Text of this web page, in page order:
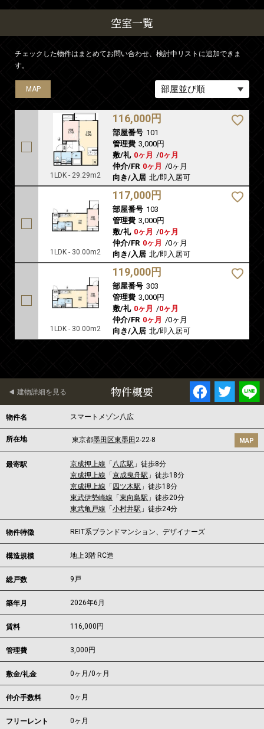
空室一覧
チェックした物件はまとめてお問い合わせ、検討中リストに追加できま
す。
MAP
1LDK - 29.29m2
116,000円
部屋番号 101
管理費 3,000円
敷/礼 0ヶ月 /0ヶ月
仲介/FR 0ヶ月 /0ヶ月
向き/入居 北/即入居可
MAP
1LDK - 30.00m2
117,000円
部屋番号 103
管理費 3,000円
敷/礼 0ヶ月 /0ヶ月
仲介/FR 0ヶ月 /0ヶ月
向き/入居 北/即入居可
MAP
1LDK - 30.00m2
119,000円
部屋番号 303
管理費 3,000円
敷/礼 0ヶ月 /0ヶ月
仲介/FR 0ヶ月 /0ヶ月
向き/入居 北/即入居可
物件概要
建物詳細を見る
物件名 スマートメゾン八広
所在地 東京都墨田区東墨田2-22-8 MAP
最寄駅 京成押上線 「 八広駅 」徒歩8分
京成押上線 「京成曳舟駅 」徒歩18分
京成押上線 「 四ツ木駅 」徒歩18分
東武伊勢崎線 「東向島駅 」徒歩20分
東武亀戸線 「小村井駅 」徒歩24分
物件特徴 REIT系ブランドマンション、デザイナーズ
構造規模 地上3階 RC造
総戸数 9戸
築年月 2026年6月
賃料 116,000 円
管理費 3,000円
敷金/礼金 0ヶ月/0ヶ月
仲介手数料 0ヶ月
フリーレント 0ヶ月